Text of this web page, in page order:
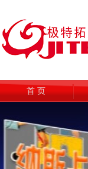
首 页